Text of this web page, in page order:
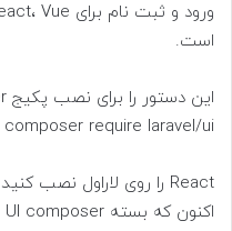
است.
این دستور را برای نصب پکیج laravel/ui composer اجرا کنید.
composer require laravel/ui
React را روی لاراول نصب کنید